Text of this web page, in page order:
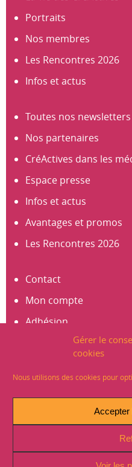
Gérer le
cookies
Nous utilisons des cookies pour
Accepter
Portraits
Nos membres
Les Rencontres 2026
Infos et actus
Toutes nos newsletters
Nos partenaires
CréActives dans les
Espace presse
Infos et actus
Avantages et promos
Les Rencontres 2026
Contact
Mon compte
Adhésion
S’abonner à la
Mentions légales
Politique de